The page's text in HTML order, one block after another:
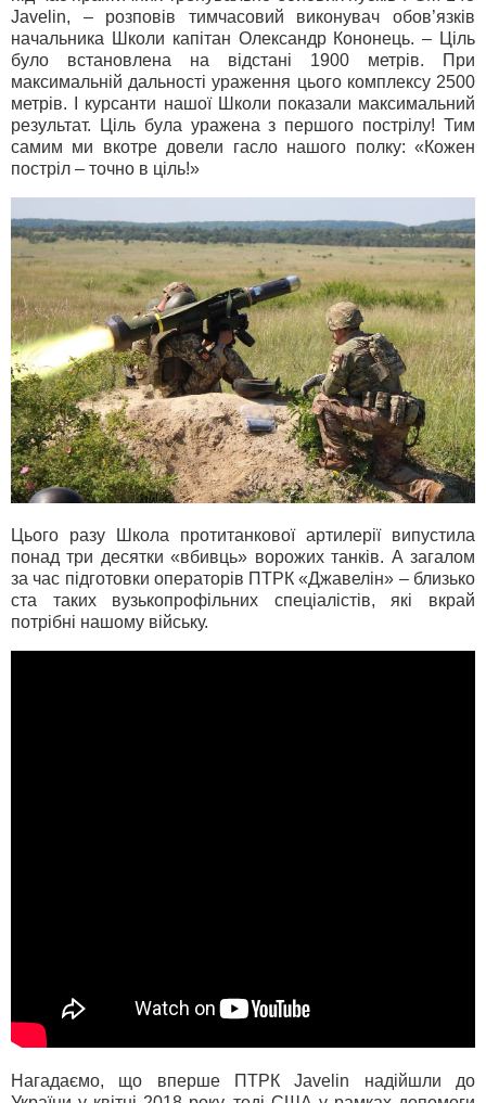
Javelin, – розповів тимчасовий виконувач обов’язків
начальника Школи капітан Олександр Кононець. – Ціль
було встановлена на відстані 1900 метрів. При
максимальній дальності ураження цього комплексу 2500
метрів. І курсанти нашої Школи показали максимальний
результат. Ціль була уражена з першого пострілу! Тим
самим ми вкотре довели гасло нашого полку: «Кожен
постріл – точно в ціль!»
Цього разу Школа протитанкової артилерії випустила
понад три десятки «вбивць» ворожих танків. А загалом
за час підготовки операторів ПТРК «Джавелін» ‒ близько
ста таких вузькопрофільних спеціалістів, які вкрай
потрібні нашому війську.
Нагадаємо, що вперше ПТРК Javelin надійшли до